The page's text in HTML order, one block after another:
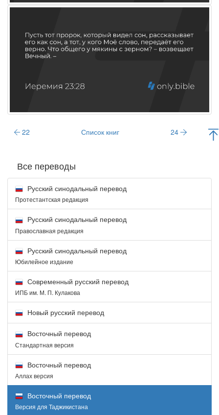
22 Список книг 24
Все переводы
Русский синодальный перевод
Протестантская редакция
Русский синодальный перевод
Православная редакция
Русский синодальный перевод
Юбилейное издание
Современный русский перевод
ИПБ им. М. П. Кулакова
Новый русский перевод
Восточный перевод
Стандартная версия
Восточный перевод
Аллах версия
Восточный перевод
Версия для Таджикистана